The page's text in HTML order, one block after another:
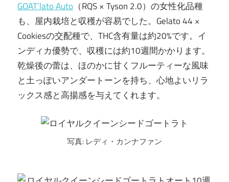
GOAT’lato Auto （RQS × Tyson 2.0）の女性化品種
も、屋内栽培と収穫が容易でした。Gelato 44 ×
Cookiesの交配種で、THC含有量は約20%です。イ
ンディカ優勢で、収穫には約10週間かかります。
乾燥後の蕾は、ほのかに甘くフルーティーな風味
と土っぽいアンダートーンを持ち、心地よいリラ
ックス感と高揚感を与えてくれます。
写真: レディ・カンナファン